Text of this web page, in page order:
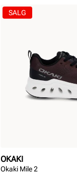
OKAKI
Okaki Mile 2
SALG